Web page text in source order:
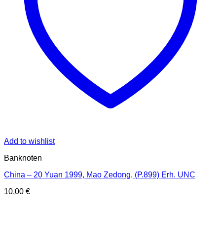
Add to wishlist
Banknoten
China – 20 Yuan 1999, Mao Zedong, (P.899) Erh. UNC
10,00 €